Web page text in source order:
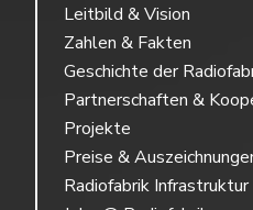
Leitbild & Vision
Zahlen & Fakten
Geschichte der
Partnerschaften &
Projekte
Preise &
Radiofabrik Infrastruktur